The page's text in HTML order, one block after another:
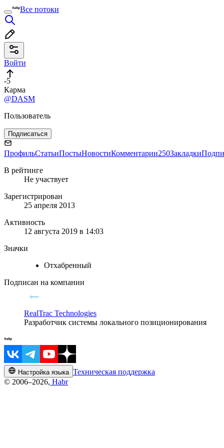
Все потоки
Войти
-5
Карма
@DASM
Пользователь
Подписаться
ПрофильСтатьиПостыНовостиКомментарии250Закладки
В рейтинге
Не участвует
Зарегистрирован
25 апреля 2013
Активность
12 августа 2019 в 14:03
Значки
Отхабренный
Подписан на компании
RealTrac Technologies
Разработчик системы локального позиционирования
Настройка языка Техническая поддержка
© 2006–2026, Habr